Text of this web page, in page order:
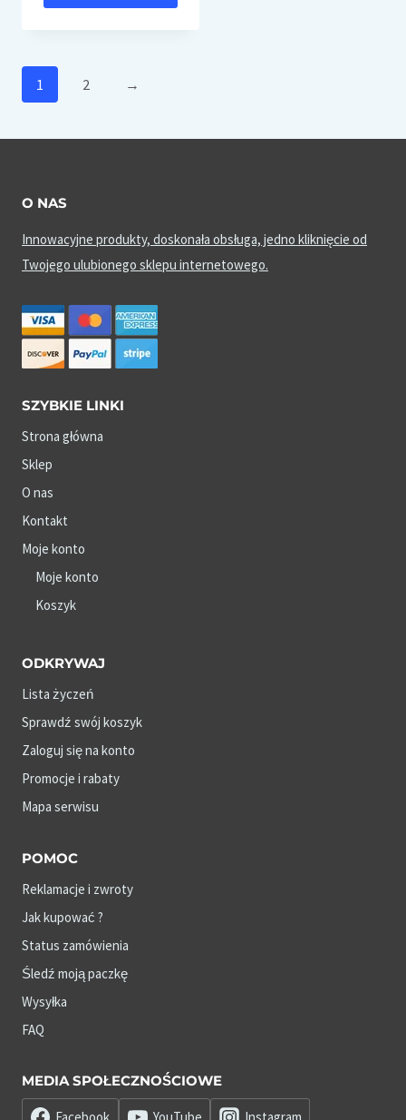
1 2 →
O NAS
Innowacyjne produkty, doskonała obsługa, jedno kliknięcie od
Twojego ulubionego sklepu internetowego.
SZYBKIE LINKI
Strona główna
Sklep
O nas
Kontakt
Moje konto
Moje konto
Koszyk
ODKRYWAJ
Lista życzeń
Sprawdź swój koszyk
Zaloguj się na konto
Promocje i rabaty
Mapa serwisu
POMOC
Reklamacje i zwroty
Jak kupować ?
Status zamówienia
Śledź moją paczkę
Wysyłka
FAQ
MEDIA SPOŁECZNOŚCIOWE